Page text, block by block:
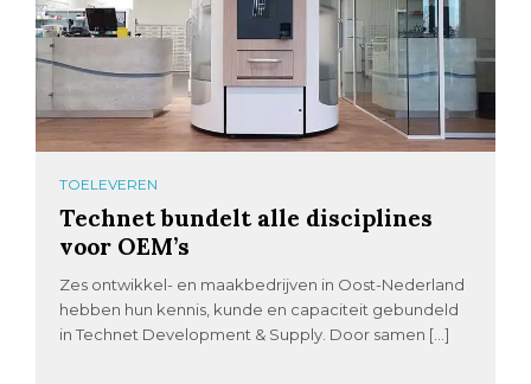
TOELEVEREN
Technet bundelt alle disciplines
voor OEM’s
Zes ontwikkel- en maakbedrijven in Oost-Nederland
hebben hun kennis, kunde en capaciteit gebundeld
in Technet Development & Supply. Door samen […]